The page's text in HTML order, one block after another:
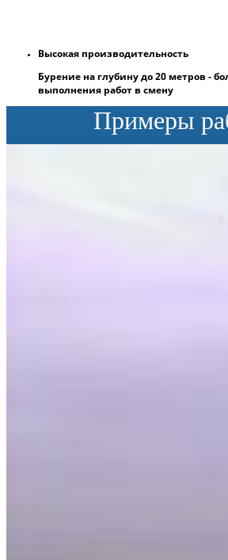
Высокая производительность
Бурение на глубину до 20 метров -
выполнения работ в смену
Примеры